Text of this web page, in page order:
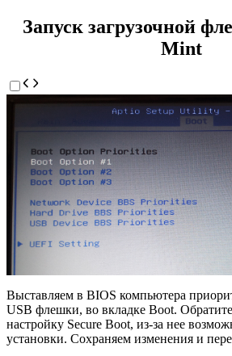
Запуск загрузочной
Mint
Выставляем в BIOS компьютера
USB флешки, во вкладке Boot.
настройку Secure Boot, из-за нее
установки. Сохраняем изменения и